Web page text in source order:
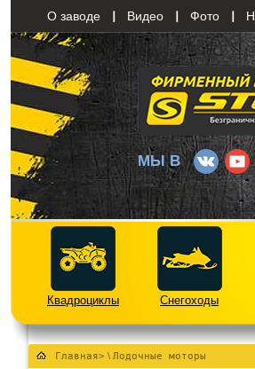
О заводе Видео Фото
МЫ В
Квадроциклы Снегоходы
Главная> \ Лодочные моторы